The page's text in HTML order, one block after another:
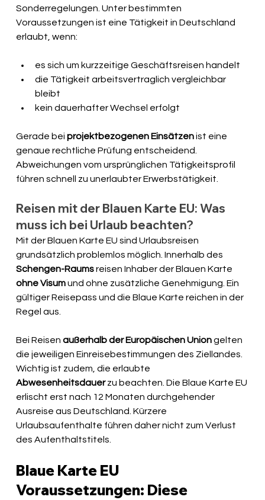
Sonderregelungen. Unter bestimmten
Voraussetzungen ist eine Tätigkeit in Deutschland
erlaubt, wenn:
es sich um kurzzeitige Geschäftsreisen handelt
die Tätigkeit arbeitsvertraglich vergleichbar
bleibt
kein dauerhafter Wechsel erfolgt
Gerade bei projektbezogenen Einsätzen ist eine
genaue rechtliche Prüfung entscheidend.
Abweichungen vom ursprünglichen Tätigkeitsprofil
führen schnell zu unerlaubter Erwerbstätigkeit.
Reisen mit der Blauen Karte EU: Was
muss ich bei Urlaub beachten?
Mit der Blauen Karte EU sind Urlaubsreisen
grundsätzlich problemlos möglich. Innerhalb des
Schengen-Raums reisen Inhaber der Blauen Karte
ohne Visum und ohne zusätzliche Genehmigung. Ein
gültiger Reisepass und die Blaue Karte reichen in der
Regel aus.
Bei Reisen außerhalb der Europäischen Union gelten
die jeweiligen Einreisebestimmungen des Ziellandes.
Wichtig ist zudem, die erlaubte
Abwesenheitsdauer zu beachten. Die Blaue Karte EU
erlischt erst nach 12 Monaten durchgehender
Ausreise aus Deutschland. Kürzere
Urlaubsaufenthalte führen daher nicht zum Verlust
des Aufenthaltstitels.
Blaue Karte EU
Voraussetzungen: Diese